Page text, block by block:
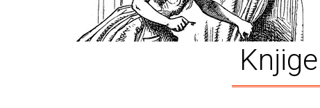
Knjige